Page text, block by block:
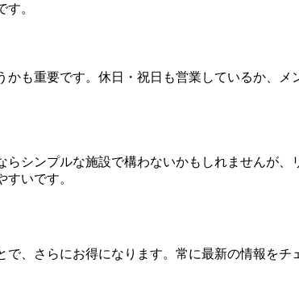
。
も重要です。休日・祝日も営業しているか、メ
シンプルな施設で構わないかもしれませんが、
いです。
、さらにお得になります。常に最新の情報をチ